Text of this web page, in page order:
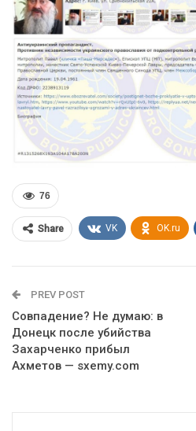
76
Share VK OK.ru
PREV POST
Совпадение? Не думаю: в
Донецк после убийства
Захарченко прибыл
Ахметов — sxemy.com